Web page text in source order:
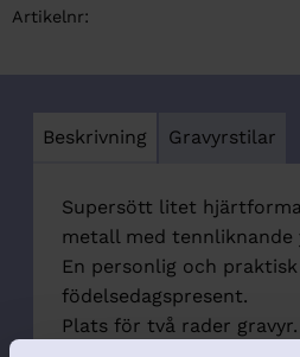
Artikelnr
Beskrivning Gravyrstilar
Supersött litet
metall med tennliknande
En personlig och
födelsedagspresent.
Plats för två rader